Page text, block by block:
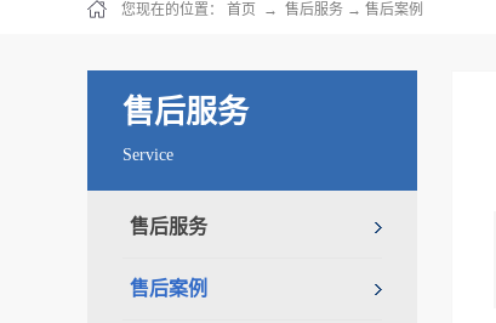
您现在的位置： 首页 → 售后服务 → 售后案例
售后服务
Service
售后服务
售后案例